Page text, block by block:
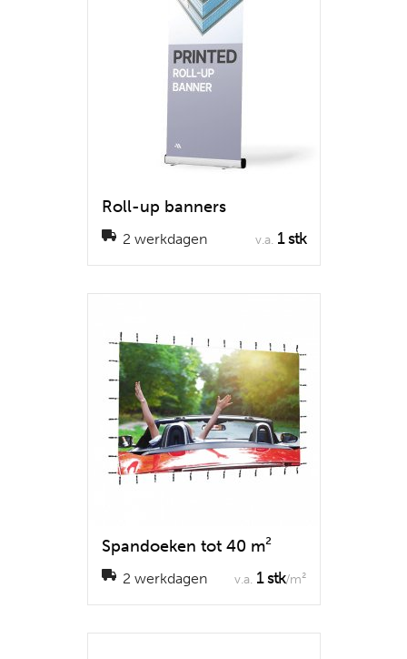
Roll-up banners
2 werkdagen v.a. 1 stk
Spandoeken tot 40 m²
2 werkdagen v.a. 1 stk/m²